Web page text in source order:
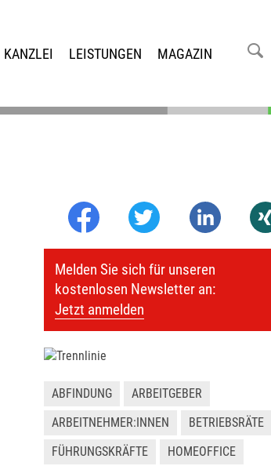
KANZLEI LEISTUNGEN MAGAZIN
Melden Sie sich für unseren
kostenlosen Newsletter an:
Jetzt anmelden
ABFINDUNG
ARBEITGEBER
ARBEITNEHMER:INNEN
BETRIEBSRÄTE
FÜHRUNGSKRÄFTE
HOMEOFFICE